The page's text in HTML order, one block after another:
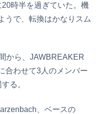
時半を過ぎていた。機
うで、転換はかなりスム
から、JAWBREAKER
合わせて3人のメンバー
る。
、ベースの